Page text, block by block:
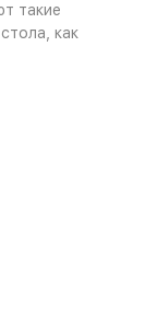
такие
как